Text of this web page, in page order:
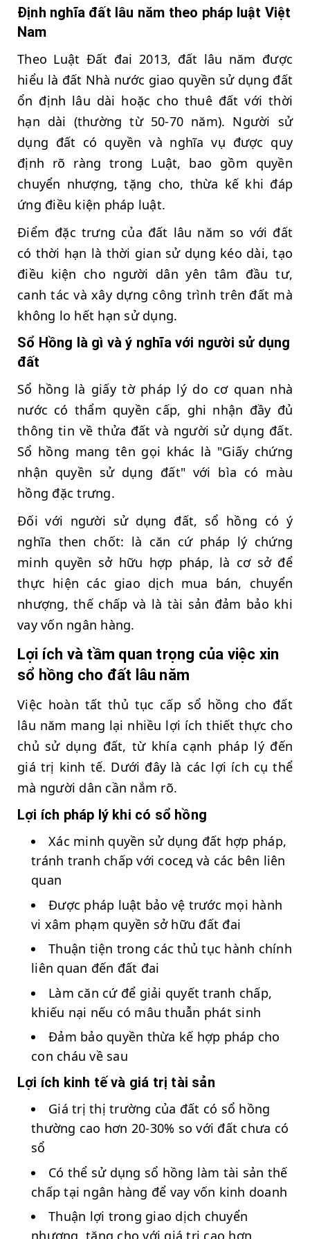
Định nghĩa đất lâu năm theo pháp luật Việt
Nam
Theo Luật Đất đai 2013, đất lâu năm được
hiểu là đất Nhà nước giao quyền sử dụng đất
ổn định lâu dài hoặc cho thuê đất với thời
hạn dài (thường từ 50-70 năm). Người sử
dụng đất có quyền và nghĩa vụ được quy
định rõ ràng trong Luật, bao gồm quyền
chuyển nhượng, tặng cho, thừa kế khi đáp
ứng điều kiện pháp luật.
Điểm đặc trưng của đất lâu năm so với đất
có thời hạn là thời gian sử dụng kéo dài, tạo
điều kiện cho người dân yên tâm đầu tư,
canh tác và xây dựng công trình trên đất mà
không lo hết hạn sử dụng.
Sổ Hồng là gì và ý nghĩa với người sử dụng
đất
Sổ hồng là giấy tờ pháp lý do cơ quan nhà
nước có thẩm quyền cấp, ghi nhận đầy đủ
thông tin về thửa đất và người sử dụng đất.
Sổ hồng mang tên gọi khác là "Giấy chứng
nhận quyền sử dụng đất" với bìa có màu
hồng đặc trưng.
Đối với người sử dụng đất, sổ hồng có ý
nghĩa then chốt: là căn cứ pháp lý chứng
minh quyền sở hữu hợp pháp, là cơ sở để
thực hiện các giao dịch mua bán, chuyển
nhượng, thế chấp và là tài sản đảm bảo khi
vay vốn ngân hàng.
Lợi ích và tầm quan trọng của việc xin
sổ hồng cho đất lâu năm
Việc hoàn tất thủ tục cấp sổ hồng cho đất
lâu năm mang lại nhiều lợi ích thiết thực cho
chủ sử dụng đất, từ khía cạnh pháp lý đến
giá trị kinh tế. Dưới đây là các lợi ích cụ thể
mà người dân cần nắm rõ.
Lợi ích pháp lý khi có sổ hồng
Xác minh quyền sử dụng đất hợp pháp,
tránh tranh chấp với сосед và các bên liên
quan
Được pháp luật bảo vệ trước mọi hành
vi xâm phạm quyền sở hữu đất đai
Thuận tiện trong các thủ tục hành chính
liên quan đến đất đai
Làm căn cứ để giải quyết tranh chấp,
khiếu nại nếu có mâu thuẫn phát sinh
Đảm bảo quyền thừa kế hợp pháp cho
con cháu về sau
Lợi ích kinh tế và giá trị tài sản
Giá trị thị trường của đất có sổ hồng
thường cao hơn 20-30% so với đất chưa có
sổ
Có thể sử dụng sổ hồng làm tài sản thế
chấp tại ngân hàng để vay vốn kinh doanh
Thuận lợi trong giao dịch chuyển
nhượng, tặng cho với giá trị cao hơn